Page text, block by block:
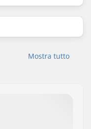
Mostra tutto